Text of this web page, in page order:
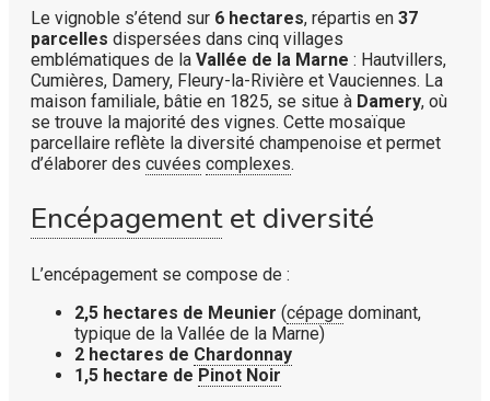
Le vignoble s’étend sur 6 hectares, répartis en 37
parcelles dispersées dans cinq villages
emblématiques de la Vallée de la Marne : Hautvillers,
Cumières, Damery, Fleury-la-Rivière et Vauciennes. La
maison familiale, bâtie en 1825, se situe à Damery, où
se trouve la majorité des vignes. Cette mosaïque
parcellaire reflète la diversité champenoise et permet
d’élaborer des cuvées complexes.
Encépagementet diversité
L’encépagement se compose de :
2,5 hectares de Meunier (cépage dominant,
typique de la Vallée de la Marne)
2 hectares de Chardonnay
1,5 hectare de Pinot Noir